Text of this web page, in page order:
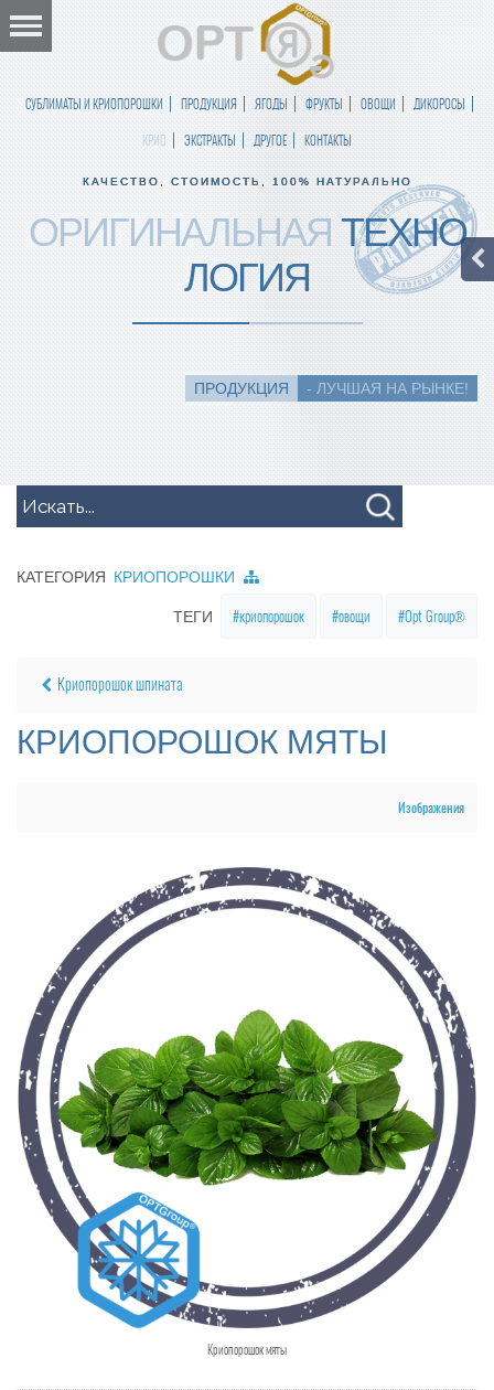
СУБЛИМАТЫ И КРИОПОРОШКИ ПРОДУКЦИЯ ЯГОДЫ ФРУКТЫ ОВОЩИ ДИКОРОСЫ
КРИО ЭКСТРАКТЫ ДРУГОЕ КОНТАКТЫ
КАЧЕСТВО, СТОИМОСТЬ, 100% НАТУРАЛЬНО
ОРИГИНАЛЬНАЯ ТЕХНО
ЛОГИЯ
ПРОДУКЦИЯ - ЛУЧШАЯ НА РЫНКЕ!
КАТЕГОРИЯ КРИОПОРОШКИ
ТЕГИ криопорошок овощи Opt Group®
Криопорошок шпината
КРИОПОРОШОК МЯТЫ
Изображения
Криопорошок мяты